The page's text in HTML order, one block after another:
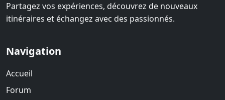
Partagez vos expériences, découvrez de nouveaux
itinéraires et échangez avec des passionnés.
Navigation
Accueil
Forum